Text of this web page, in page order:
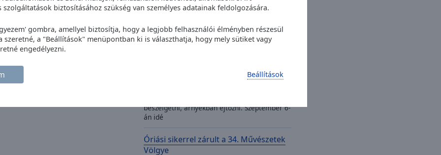
szolgáltatások biztosításához szükség van személyes adatainak feldolgozására.
gombra, amellyel biztosítja, hogy a legjobb felhasználói élményben részesül
szeretné, a "Beállítások" menüpontban ki is választhatja, hogy mely sütiket vagy
engedélyezni.
Beállítások
műsor a délutánodhoz, esetenként
hogy magasa
Legjobb őszindító programod: Szent
György-hegy MATINÉ
György-hegy HAJNALIG kistestvére, a
szeptember eleji Szent György-hegy MATINÉ,
beszélgetni, árnyékban ejtőzni. Szeptember 6-
án idé
Óriási sikerrel zárult a 34. Művészetek
Völgye